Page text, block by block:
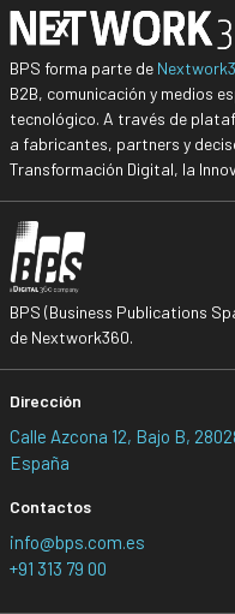
BPS forma parte de
B2B, comunicación y medios
tecnológico. A través de
a fabricantes, partners y
Transformación Digital, la
BPS (Business Publications
de Nextwork360.
Dirección
Calle Azcona 12, Bajo B,
España
Contactos
info@bps.com.es
+91 313 79 00